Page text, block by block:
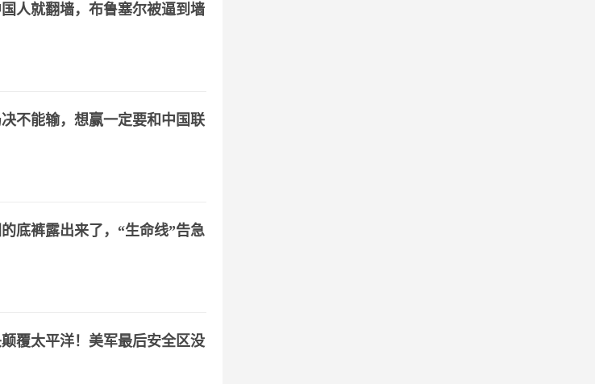
人就翻墙，布鲁塞尔被逼到墙
不能输，想赢一定要和中国联
底裤露出来了，“生命线”告急
覆太平洋！美军最后安全区没